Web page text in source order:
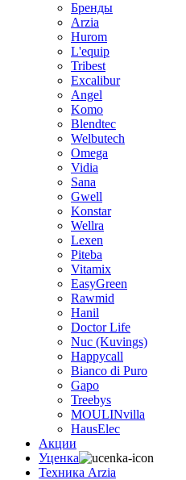
Бренды
Arzia
Hurom
L'equip
Tribest
Excalibur
Angel
Komo
Blendtec
Welbutech
Omega
Vidia
Sana
Gwell
Konstar
Wellra
Lexen
Piteba
Vitamix
EasyGreen
Rawmid
Hanil
Doctor Life
Nuc (Kuvings)
Happycall
Bianco di Puro
Gapo
Treebys
MOULINvilla
HausElec
Акции
Уценка
Техника Arzia